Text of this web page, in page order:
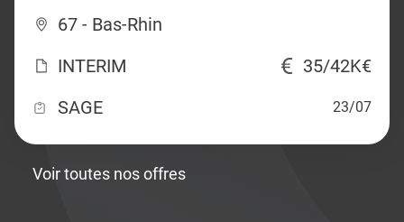
67 - Bas-Rhin
INTERIM
35/42K€
SAGE
23/07
Voir toutes nos offres